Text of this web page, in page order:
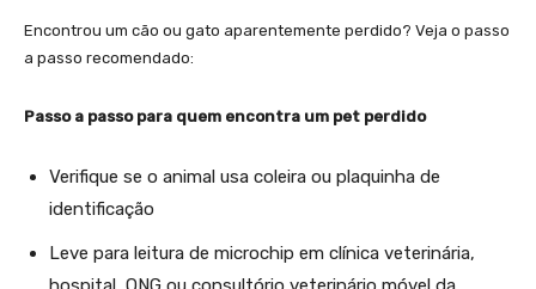
Encontrou um cão ou gato aparentemente perdido? Veja o passo
a passo recomendado:
Passo a passo para quem encontra um pet perdido
Verifique se o animal usa coleira ou plaquinha de
identificação
Leve para leitura de microchip em clínica veterinária,